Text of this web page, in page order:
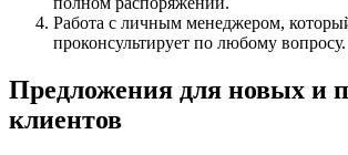
Работа с личным менеджером,
проконсультирует по любому вопросу.
Предложения для новых и
клиентов